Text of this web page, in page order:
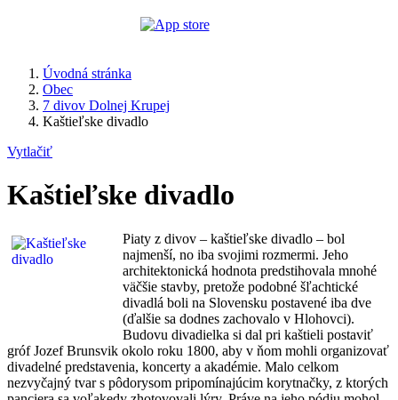
Úvodná stránka
Obec
7 divov Dolnej Krupej
Kaštieľske divadlo
Vytlačiť
Kaštieľske divadlo
Piaty z divov – kaštieľske divadlo – bol
najmenší, no iba svojimi rozmermi. Jeho
architektonická hodnota predstihovala mnohé
väčšie stavby, pretože podobné šľachtické
divadlá boli na Slovensku postavené iba dve
(ďalšie sa dodnes zachovalo v Hlohovci).
Budovu divadielka si dal pri kaštieli postaviť
gróf Jozef Brunsvik okolo roku 1800, aby v ňom mohli organizovať
divadelné predstavenia, koncerty a akadémie. Malo celkom
nezvyčajný tvar s pôdorysom pripomínajúcim korytnačky, z ktorých